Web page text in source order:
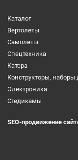
Каталог
Вертолеты
Самолеты
Спецтехника
Катера
Электроника
Cтедикамы
SEO-продвижение